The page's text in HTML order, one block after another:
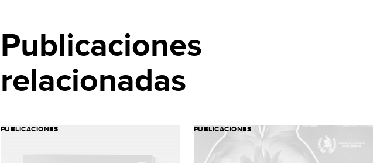
Publicaciones
relacionadas
PUBLICACIONES PUBLICACIONES